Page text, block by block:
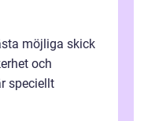
möjliga skick
och
speciellt